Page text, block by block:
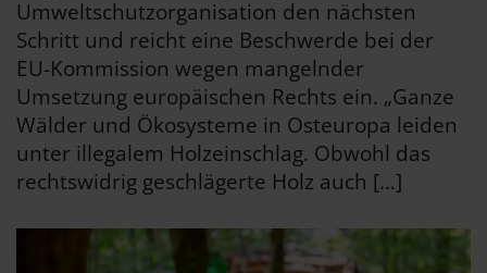
Umweltschutzorganisation den nächsten
Schritt und reicht eine Beschwerde bei der
EU-Kommission wegen mangelnder
Umsetzung europäischen Rechts ein. „Ganze
Wälder und Ökosysteme in Osteuropa leiden
unter illegalem Holzeinschlag. Obwohl das
rechtswidrig geschlägerte Holz auch […]